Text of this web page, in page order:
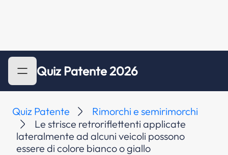
Quiz Patente 2026
Quiz Patente
Rimorchi e semirimorchi
Le strisce retroriflettenti applicate
lateralmente ad alcuni veicoli possono
essere di colore bianco o giallo